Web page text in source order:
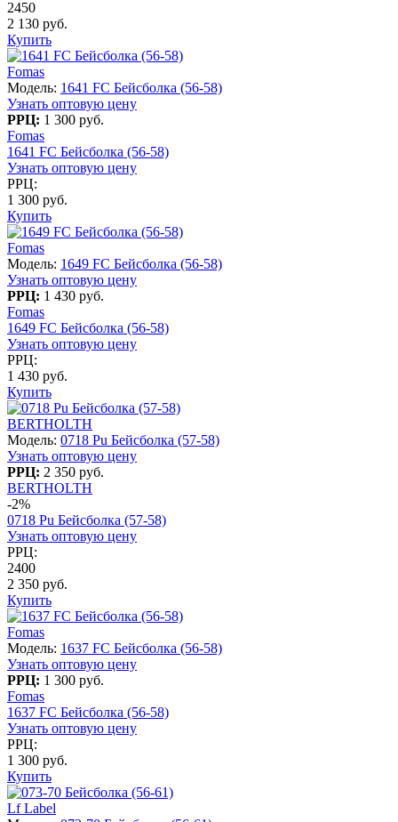
2450
2 130 руб.
Купить
Fomas
Модель: 1641 FC Бейсболка (56-58)
Узнать оптовую цену
РРЦ: 1 300 руб.
Fomas
1641 FC Бейсболка (56-58)
Узнать оптовую цену
РРЦ:
1 300 руб.
Купить
Fomas
Модель: 1649 FC Бейсболка (56-58)
Узнать оптовую цену
РРЦ: 1 430 руб.
Fomas
1649 FC Бейсболка (56-58)
Узнать оптовую цену
РРЦ:
1 430 руб.
Купить
BERTHOLTH
Модель: 0718 Pu Бейсболка (57-58)
Узнать оптовую цену
РРЦ: 2 350 руб.
BERTHOLTH
-2%
0718 Pu Бейсболка (57-58)
Узнать оптовую цену
РРЦ:
2400
2 350 руб.
Купить
Fomas
Модель: 1637 FC Бейсболка (56-58)
Узнать оптовую цену
РРЦ: 1 300 руб.
Fomas
1637 FC Бейсболка (56-58)
Узнать оптовую цену
РРЦ:
1 300 руб.
Купить
Lf Label